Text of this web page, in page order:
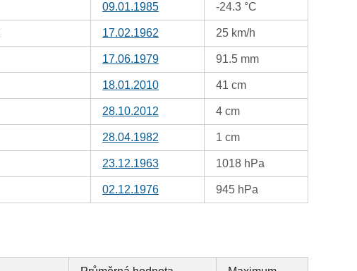
09.01.1985 -24.3 °C
17.02.1962 25 km/h
17.06.1979 91.5 mm
18.01.2010 41 cm
28.10.2012 4 cm
28.04.1982 1 cm
23.12.1963 1018 hPa
02.12.1976 945 hPa